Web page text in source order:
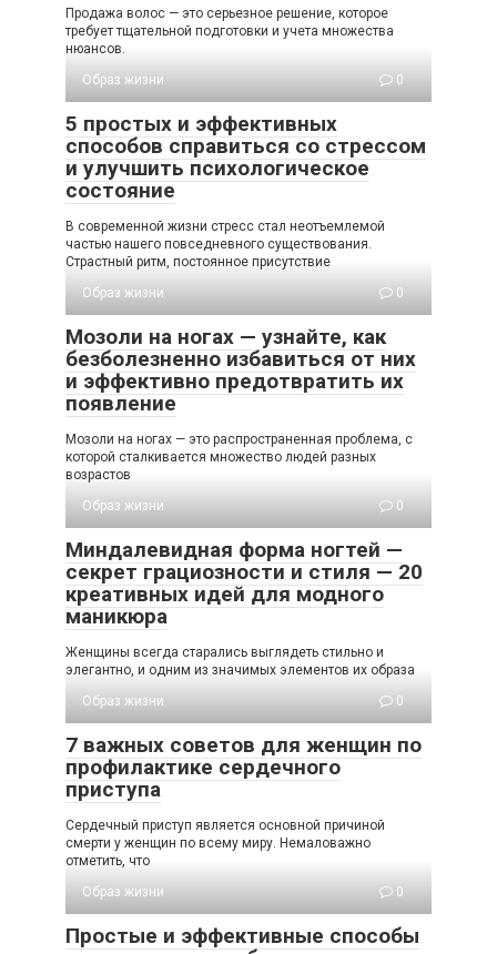
Продажа волос — это серьезное решение, которое
требует тщательной подготовки и учета множества
нюансов.
Образ жизни
0
5 простых и эффективных
способов справиться со стрессом
и улучшить психологическое
состояние
В современной жизни стресс стал неотъемлемой
частью нашего повседневного существования.
Страстный ритм, постоянное присутствие
Образ жизни
0
Мозоли на ногах — узнайте, как
безболезненно избавиться от них
и эффективно предотвратить их
появление
Мозоли на ногах — это распространенная проблема, с
которой сталкивается множество людей разных
возрастов
Образ жизни
0
Миндалевидная форма ногтей —
секрет грациозности и стиля — 20
креативных идей для модного
маникюра
Женщины всегда старались выглядеть стильно и
элегантно, и одним из значимых элементов их образа
Образ жизни
0
7 важных советов для женщин по
профилактике сердечного
приступа
Сердечный приступ является основной причиной
смерти у женщин по всему миру. Немаловажно
отметить, что
Образ жизни
0
Простые и эффективные способы